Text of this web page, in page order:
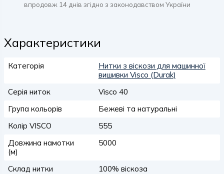
впродовж 14 днів згідно з законодавством України
Характеристики
Категорія
Нитки з віскози для машинної
вишивки Visco (Durak)
Серія ниток
Visco 40
Група кольорів
Бежеві та натуральні
Колір VISCO
555
Довжина намотки
(м)
5000
Склад нитки
100% віскоза